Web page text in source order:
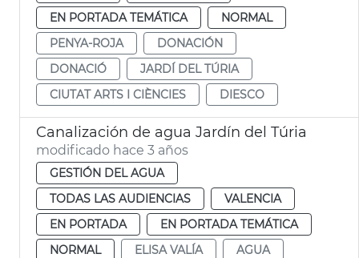
EN PORTADA TEMÁTICA
NORMAL
PENYA-ROJA
DONACIÓN
DONACIÓ
JARDÍ DEL TÚRIA
CIUTAT ARTS I CIÈNCIES
DIESCO
Canalización de agua Jardín del Túria
modificado hace 3 años
GESTIÓN DEL AGUA
TODAS LAS AUDIENCIAS
VALENCIA
EN PORTADA
EN PORTADA TEMÁTICA
NORMAL
ELISA VALÍA
AGUA